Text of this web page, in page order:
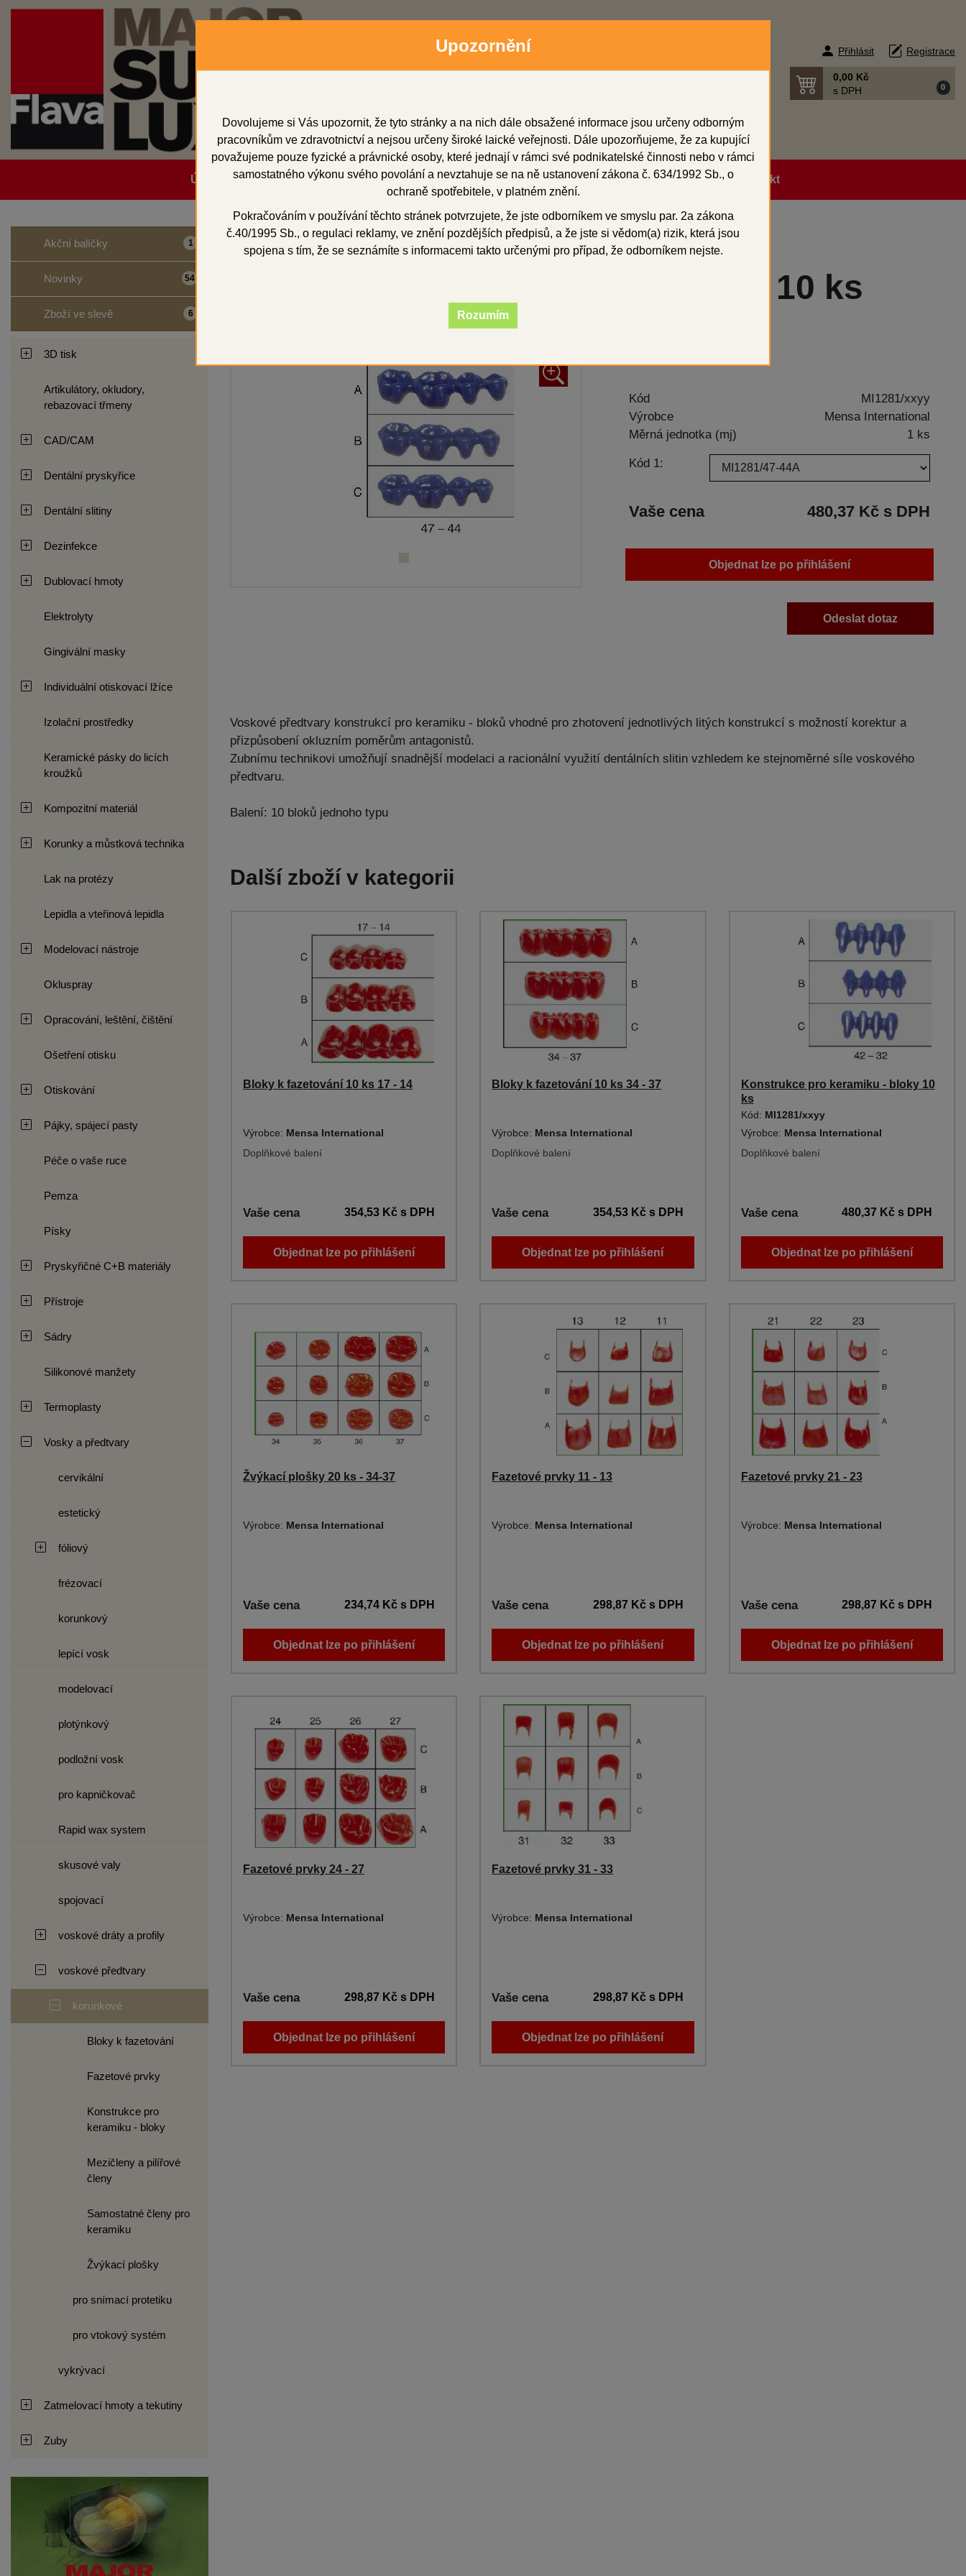
Přihlásit Registrace
0,00 Kč
s DPH
0
Úvodní strana Obchodní zástupci Soubory ke stažení O firmě Obchodní podmínky Kontakt
Akční balíčky 1
Novinky 54
Zboží ve slevě 6
3D tisk
Artikulátory, okludory,
rebazovací třmeny
CAD/CAM
Dentální pryskyřice
Dentální slitiny
Dezinfekce
Dublovací hmoty
Elektrolyty
Gingivální masky
Individuální otiskovací lžíce
Izolační prostředky
Keramické pásky do licích
kroužků
Kompozitní materiál
Korunky a můstková technika
Lak na protézy
Lepidla a vteřinová lepidla
Modelovací nástroje
Okluspray
Opracování, leštění, čištění
Ošetření otisku
Otiskování
Pájky, spájecí pasty
Péče o vaše ruce
Pemza
Písky
Pryskyřičné C+B materiály
Přístroje
Sádry
Silikonové manžety
Termoplasty
Vosky a předtvary
cervikální
estetický
fóliový
frézovací
korunkový
lepící vosk
modelovací
plotýnkový
podložní vosk
pro kapničkovač
Rapid wax system
skusové valy
spojovací
voskové dráty a profily
voskové předtvary
korunkové
Bloky k fazetování
Fazetové prvky
Konstrukce pro
keramiku - bloky
Mezičleny a pilířové
členy
Samostatné členy pro
keramiku
Žvýkací plošky
pro snímací protetiku
pro vtokový systém
vykrývací
Zatmelovací hmoty a tekutiny
Zuby
Domů Vosky a předtvary voskové předtvary korunkové Konstrukce pro keramiku - bloky 10 ks
Konstrukce pro keramiku - bloky 10 ks
+
Kód
MI1281/xxyy
Výrobce
Mensa International
Měrná jednotka (mj)
1 ks
Kód 1:
Vaše cena 480,37 Kč s DPH
Objednat lze po přihlášení
Odeslat dotaz
Voskové předtvary konstrukcí pro keramiku - bloků vhodné pro zhotovení jednotlivých litých konstrukcí s možností korektur a
přizpůsobení okluzním poměrům antagonistů.
Zubnímu technikovi umožňují snadnější modelaci a racionální využití dentálních slitin vzhledem ke stejnoměrné síle voskového
předtvaru.
Balení: 10 bloků jednoho typu
Další zboží v kategorii
Bloky k fazetování 10 ks 17 - 14
Výrobce: Mensa International
Doplňkové balení
Vaše cena 354,53 Kčs DPH
Objednat lze po přihlášení
Bloky k fazetování 10 ks 34 - 37
Výrobce: Mensa International
Doplňkové balení
Vaše cena 354,53 Kč s DPH
Objednat lze po přihlášení
Konstrukce pro keramiku - bloky 10
ks
Kód: MI1281/xxyy
Výrobce: Mensa International
Doplňkové balení
Vaše cena 480,37 Kč s DPH
Objednat lze po přihlášení
Žvýkací plošky 20 ks - 34-37
Výrobce: Mensa International
Vaše cena 234,74 Kčs DPH
Objednat lze po přihlášení
Fazetové prvky 11 - 13
Výrobce: Mensa International
Vaše cena 298,87 Kč s DPH
Objednat lze po přihlášení
Fazetové prvky 21 - 23
Výrobce: Mensa International
Vaše cena 298,87 Kč s DPH
Objednat lze po přihlášení
Fazetové prvky 24 - 27
Výrobce: Mensa International
Vaše cena 298,87 Kčs DPH
Objednat lze po přihlášení
Fazetové prvky 31 - 33
Výrobce: Mensa International
Vaše cena 298,87 Kč s DPH
Objednat lze po přihlášení
Upozornění
Dovolujeme si Vás upozornit, že tyto stránky a na nich dále obsažené informace jsou určeny odborným
pracovníkům ve zdravotnictví a nejsou určeny široké laické veřejnosti. Dále upozorňujeme, že za kupující
považujeme pouze fyzické a právnické osoby, které jednají v rámci své podnikatelské činnosti nebo v rámci
samostatného výkonu svého povolání a nevztahuje se na ně ustanovení zákona č. 634/1992 Sb., o
ochraně spotřebitele, v platném znění.
Pokračováním v používání těchto stránek potvrzujete, že jste odborníkem ve smyslu par. 2a zákona
č.40/1995 Sb., o regulaci reklamy, ve znění pozdějších předpisů, a že jste si vědom(a) rizik, která jsou
spojena s tím, že se seznámíte s informacemi takto určenými pro případ, že odborníkem nejste.
Rozumím